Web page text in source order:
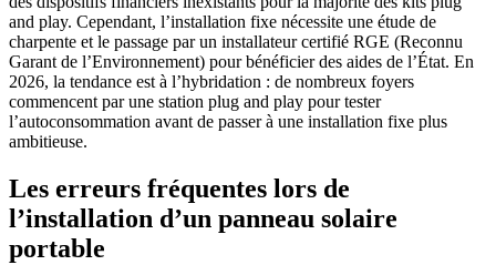
and play. Cependant, l’installation fixe nécessite une étude de
charpente et le passage par un installateur certifié RGE (Reconnu
Garant de l’Environnement) pour bénéficier des aides de l’État. En
2026, la tendance est à l’hybridation : de nombreux foyers
commencent par une station plug and play pour tester
l’autoconsommation avant de passer à une installation fixe plus
ambitieuse.
Les erreurs fréquentes lors de
l’installation d’un panneau solaire
portable